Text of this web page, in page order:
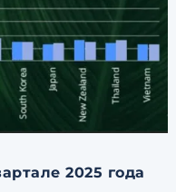
2025 года